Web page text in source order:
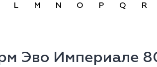
L M N O P Q R
Эво Империале